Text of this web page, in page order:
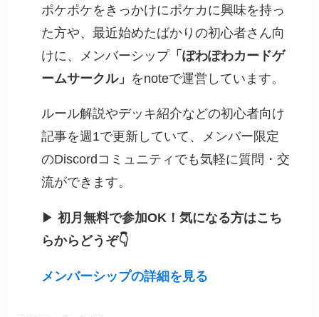
ポケポケをきっかけにポケカに興味を持っ
た方や、最近始めたばかりの初心者さん向
けに、メンバーシップ「ぽわぽわカードゲ
ームサークル」 をnoteで運営しています。
ルール解説やデッキ紹介などの初心者向け
記事を週1で更新していて、メンバー限定
のDiscordコミュニティでも気軽に質問・交
流ができます。
▶初月無料で参加OK！気になる方はこち
らからどうぞ👇
メンバーシップの詳細を見る